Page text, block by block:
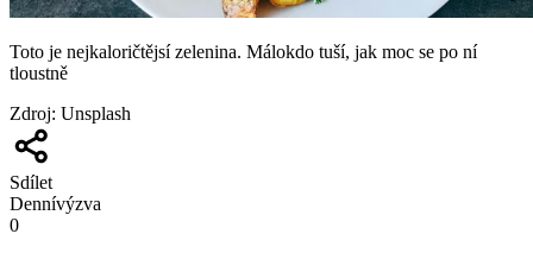
Toto je nejkaloričtějsí zelenina. Málokdo tuší, jak moc se po ní
tloustně
Zdroj: Unsplash
Sdílet
Dennívýzva
0